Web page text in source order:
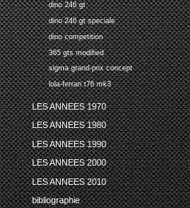
dino 246 gt
dino 246 gt speciale
dino competition
365 gts modified
sigma grand-prix concept
lola-ferrari t76 mk3
LES ANNEES 1970
LES ANNEES 1980
LES ANNEES 1990
LES ANNEES 2000
LES ANNEES 2010
bibliographie